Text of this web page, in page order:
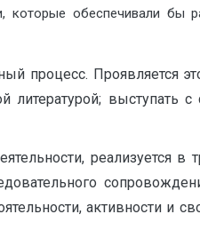
которые обеспечивали бы
процесс. Проявляется
литературой; выступать
реализуется в
активности и